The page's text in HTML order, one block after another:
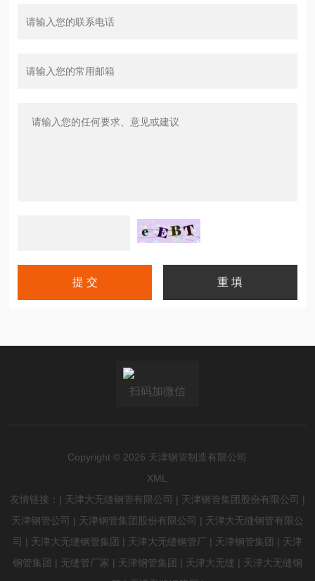
扫码加微信
Copyright © 2026 天津钢管制造有限公司
XML
友情链接：| 天津大无缝钢管有限公司 | 天津钢管集团股份有限公司 |
天津钢管公司 | 天津钢管集团股份有限公司 | 天津大无缝钢管有限公
司 | 天津大无缝钢管集团 | 天津大无缝钢管厂 | 天津钢管集团 | 天津
钢管集团 | 无缝管厂家 | 天津钢管集团 | 天津大无缝 | 天津大无缝钢